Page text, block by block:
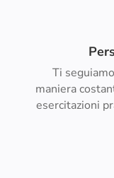
Ti
maniera
esercitazioni